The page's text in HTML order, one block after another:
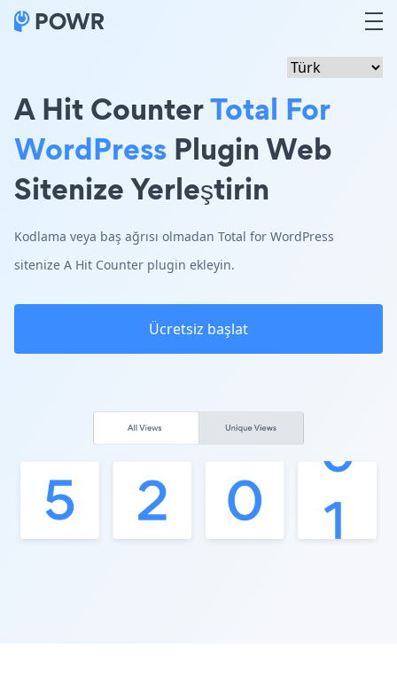
A Hit CounterTotal For
WordPress Plugin Web
Sitenize Yerleştirin
Kodlama veya baş ağrısı olmadan Total for WordPress
sitenize A Hit Counter plugin ekleyin.
Ücretsiz başlat